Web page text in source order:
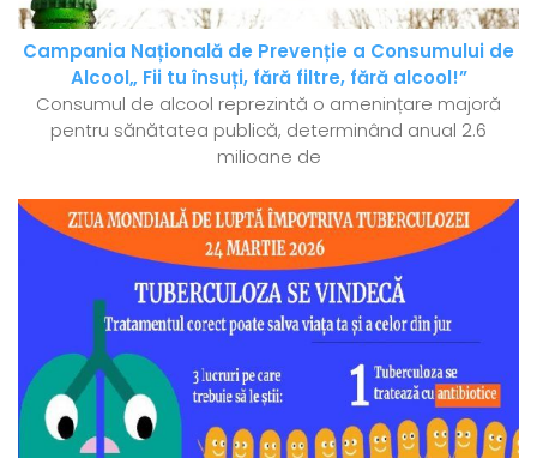
Campania Națională de Prevenție a Consumului de
Alcool„ Fii tu însuți, fără filtre, fără alcool!”
Consumul de alcool reprezintă o amenințare majoră
pentru sănătatea publică, determinând anual 2.6
milioane de